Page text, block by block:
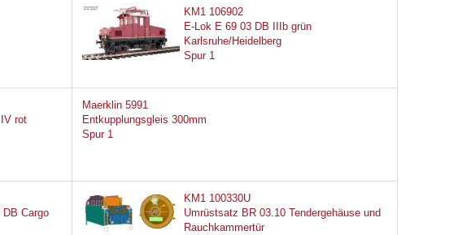
KM1 106902
E-Lok E 69 03 DB IIIb grün
Karlsruhe/Heidelberg
Spur 1
rot
Maerklin 5991
Entkupplungsgleis 300mm
Spur 1
Cargo
KM1 100330U
Umrüstsatz BR 03.10 Tendergehäuse und
Rauchkammertür